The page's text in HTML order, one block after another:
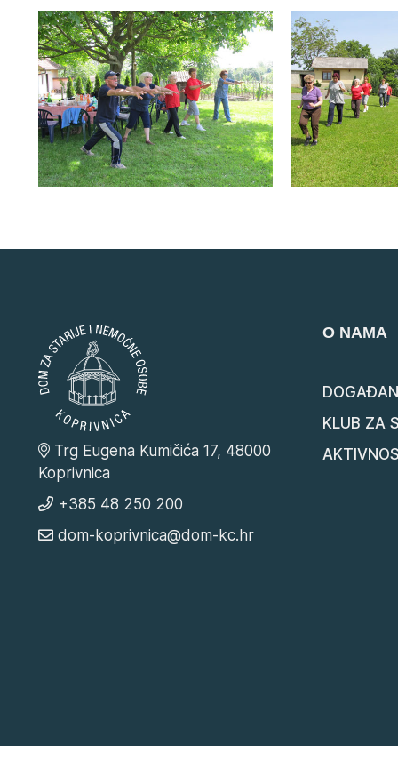
Trg Eugena Kumičića 17, 48000
Koprivnica
+385 48 250 200
dom-koprivnica@dom-kc.hr
O NAMA
KLUB ZA